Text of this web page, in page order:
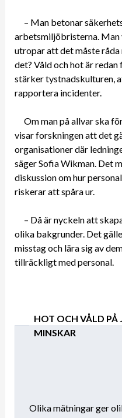
– Man betonar
arbetsmiljöbristerna. Man
utropar att det måste
det? Våld och hot är
stärker tystnadskulturen,
rapportera incidenter.
Om man på allvar ska
visar forskningen att det
organisationer där
säger Sofia Wikman. Det
diskussion om hur
riskerar att spåra ur.
– Då är nyckeln att
olika bakgrunder. Det
misstag och lära sig av
tillräckligt med personal.
HOT OCH VÅLD PÅ
MINSKAR
Olika mätningar ger